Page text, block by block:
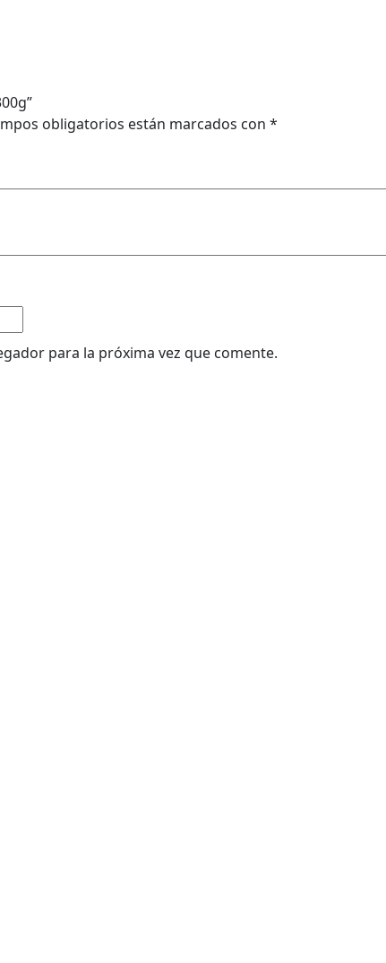
obligatorios están marcados con *
para la próxima vez que comente.